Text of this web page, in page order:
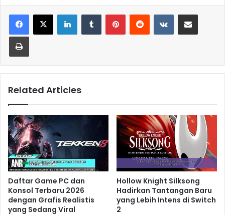
Related Articles
Daftar Game PC dan
Konsol Terbaru 2026
dengan Grafis Realistis
yang Sedang Viral
Hollow Knight Silksong
Hadirkan Tantangan Baru
yang Lebih Intens di Switch
2